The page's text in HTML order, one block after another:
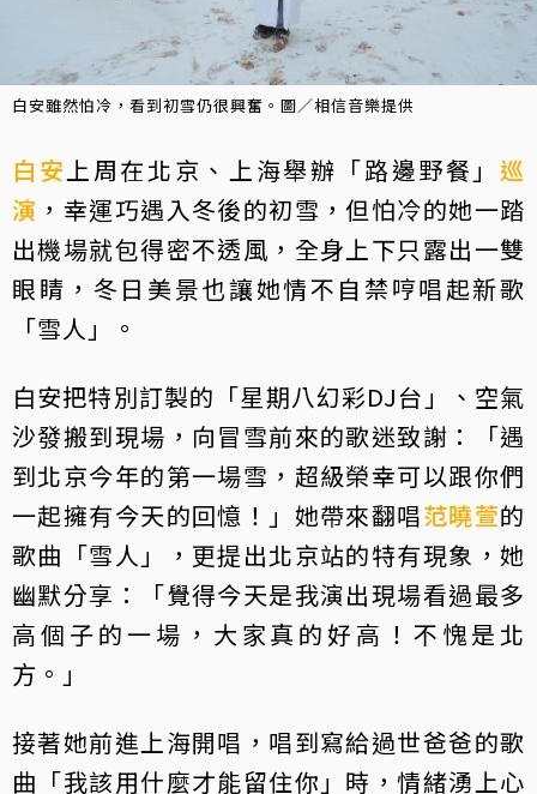
白安雖然怕冷，看到初雪仍很興奮。圖／相信音樂提供
白安上周在北京、上海舉辦「路邊野餐」巡
演 ，幸運巧遇入冬後的初雪，但怕冷的她一踏
出機場就包得密不透風，全身上下只露出一雙
眼睛，冬日美景也讓她情不自禁哼唱起新歌
「雪人」。
白安把特別訂製的「星期八幻彩DJ台」、空氣
沙發搬到現場，向冒雪前來的歌迷致謝：「遇
到北京今年的第一場雪，超級榮幸可以跟你們
一起擁有今天的回憶！」她帶來翻唱范曉萱的
歌曲「雪人」，更提出北京站的特有現象，她
幽默分享：「覺得今天是我演出現場看過最多
高個子的一場，大家真的好高！不愧是北
方。」
接著她前進上海開唱，唱到寫給過世爸爸的歌
曲「我該用什麼才能留住你」時，情緒湧上心